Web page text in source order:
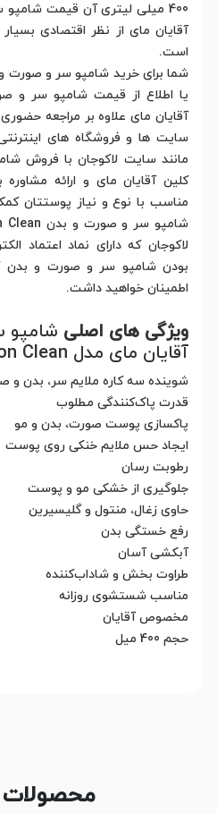
400 میلی لیتری آن قیمت
آقایان مای از نظر اقتصادی
است.
شما برای خرید شامپو سر و صورت
آقایان مای علاوه بر مراجعه
سایت ها و فروشگاه های
مانند سایت لاکوجان با فروش
کلین آقایان مای و ارائه
مناسب با نوع و نیاز پوستتان
لاکوجان که دارای نماد اعتماد
بودن شامپو سر و صورت و بدن
اطمینان خواهید داشت.
ویژگی های اصلی شامپو
آقایان مای مدل Carbon Clean
شوینده سه کاره ملایم سر، بدن و
قدرت پاک‌کنندگی مطلوب
پاکسازی پوست صورت، بدن و مو
ایجاد حس ملایم خنکی روی پوست
رطوبت رسان
جلوگیری از خشکی مو و پوست
حاوی زغال، منتول و گلیسیرین
رفع خستگی بدن
آبکشی آسان
طراوت بخش و شاداب‌کننده
مناسب شستشوی روزانه
مخصوص آقایان
حجم 400 میل
محصولات